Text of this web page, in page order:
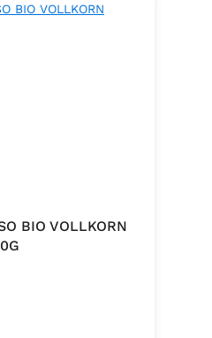
zum Würzen von
und
Oregano,
Calciumsalze
BIO VOLLKORN